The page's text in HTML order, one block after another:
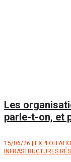
Les
parle-t-on, et
15/06/26
INFRASTRUCTURES